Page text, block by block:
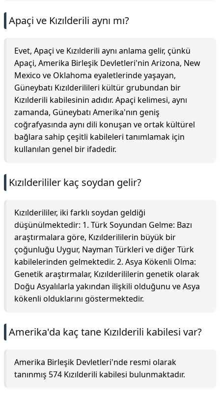
Apaçi ve Kızılderili aynı mı?
Evet, Apaçi ve Kızılderili aynı anlama gelir, çünkü
Apaçi, Amerika Birleşik Devletleri'nin Arizona, New
Mexico ve Oklahoma eyaletlerinde yaşayan,
Güneybatı Kızılderilileri kültür grubundan bir
Kızılderili kabilesinin adıdır. Apaçi kelimesi, aynı
zamanda, Güneybatı Amerika'nın geniş
coğrafyasında aynı dili konuşan ve ortak kültürel
bağlara sahip çeşitli kabileleri tanımlamak için
kullanılan genel bir ifadedir.
Kızılderililer kaç soydan gelir?
Kızılderililer, iki farklı soydan geldiği
düşünülmektedir: 1. Türk Soyundan Gelme: Bazı
araştırmalara göre, Kızılderililerin büyük bir
çoğunluğu Uygur, Nayman Türkleri ve diğer Türk
kabilelerinden gelmektedir. 2. Asya Kökenli Olma:
Genetik araştırmalar, Kızılderililerin genetik olarak
Doğu Asyalılarla yakından ilişkili olduğunu ve Asya
kökenli olduklarını göstermektedir.
Amerika'da kaç tane Kızılderili kabilesi var?
Amerika Birleşik Devletleri'nde resmi olarak
tanınmış 574 Kızılderili kabilesi bulunmaktadır.